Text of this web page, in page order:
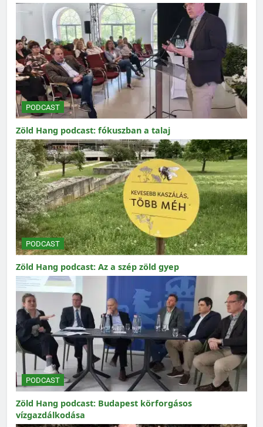
PODCAST
Zöld Hang podcast: fókuszban a talaj
PODCAST
Zöld Hang podcast: Az a szép zöld gyep
PODCAST
Zöld Hang podcast: Budapest körforgásos
vízgazdálkodása